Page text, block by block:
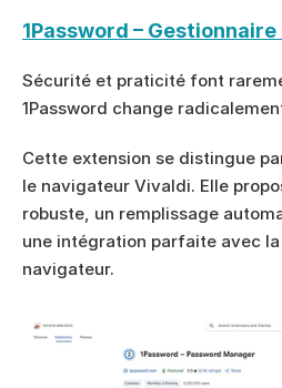
1Password –
Sécurité et praticité font
1Password change
Cette extension se distingue
le navigateur Vivaldi. Elle
robuste, un remplissage
une intégration parfaite avec
navigateur.